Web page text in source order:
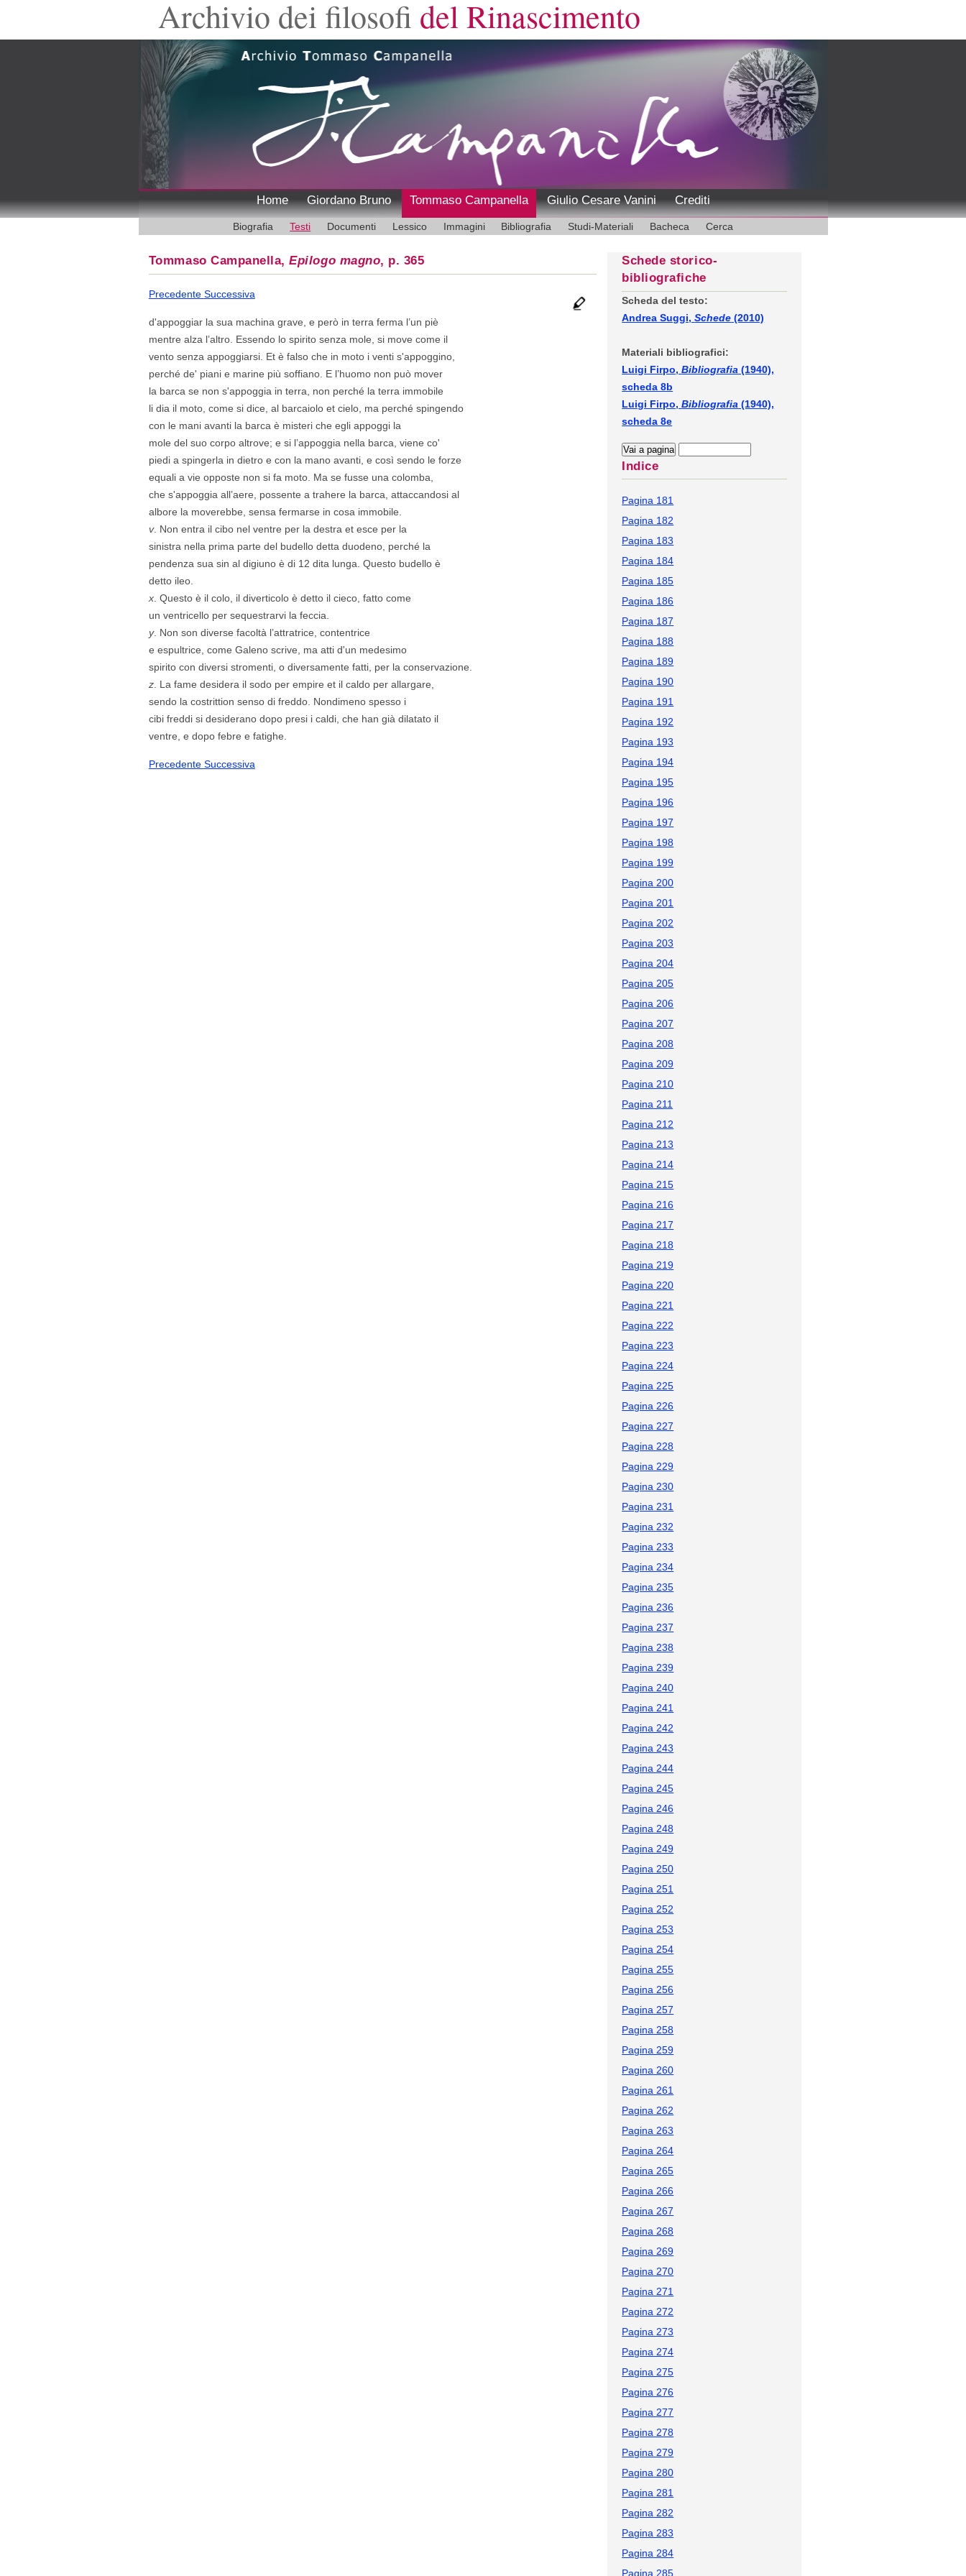
Archivio dei filosofi del Rinascimento
Home Giordano Bruno Tommaso Campanella Giulio Cesare Vanini Crediti
Biografia Testi Documenti Lessico Immagini Bibliografia Studi-Materiali Bacheca Cerca
Tommaso Campanella,Epilogo magno, p. 365
Precedente Successiva
d'appoggiar la sua machina grave, e però in terra ferma l’un piè
mentre alza l’altro. Essendo lo spirito senza mole, si move come il
vento senza appoggiarsi. Et è falso che in moto i venti s'appoggino,
perché de' piani e marine più soffiano. E l’huomo non può mover
la barca se non s'appoggia in terra, non perché la terra immobile
li dia il moto, come si dice, al barcaiolo et cielo, ma perché spingendo
con le mani avanti la barca è misteri che egli appoggi la
mole del suo corpo altrove; e si l’appoggia nella barca, viene co'
piedi a spingerla in dietro e con la mano avanti, e così sendo le forze
equali a vie opposte non si fa moto. Ma se fusse una colomba,
che s'appoggia all’aere, possente a trahere la barca, attaccandosi al
albore la moverebbe, sensa fermarse in cosa immobile.
v. Non entra il cibo nel ventre per la destra et esce per la
sinistra nella prima parte del budello detta duodeno, perché la
pendenza sua sin al digiuno è di 12 dita lunga. Questo budello è
detto ileo.
x. Questo è il colo, il diverticolo è detto il cieco, fatto come
un ventricello per sequestrarvi la feccia.
y. Non son diverse facoltà l’attratrice, contentrice
e espultrice, come Galeno scrive, ma atti d'un medesimo
spirito con diversi stromenti, o diversamente fatti, per la conservazione.
z. La fame desidera il sodo per empire et il caldo per allargare,
sendo la costrittion senso di freddo. Nondimeno spesso i
cibi freddi si desiderano dopo presi i caldi, che han già dilatato il
ventre, e dopo febre e fatighe.
Precedente Successiva
Schede storico-
bibliografiche
Scheda del testo:
Andrea Suggi,Schede (2010)
Materiali bibliografici:
Luigi Firpo,Bibliografia (1940),
scheda 8b
Luigi Firpo,Bibliografia (1940),
scheda 8e
Indice
Pagina 181
Pagina 182
Pagina 183
Pagina 184
Pagina 185
Pagina 186
Pagina 187
Pagina 188
Pagina 189
Pagina 190
Pagina 191
Pagina 192
Pagina 193
Pagina 194
Pagina 195
Pagina 196
Pagina 197
Pagina 198
Pagina 199
Pagina 200
Pagina 201
Pagina 202
Pagina 203
Pagina 204
Pagina 205
Pagina 206
Pagina 207
Pagina 208
Pagina 209
Pagina 210
Pagina 211
Pagina 212
Pagina 213
Pagina 214
Pagina 215
Pagina 216
Pagina 217
Pagina 218
Pagina 219
Pagina 220
Pagina 221
Pagina 222
Pagina 223
Pagina 224
Pagina 225
Pagina 226
Pagina 227
Pagina 228
Pagina 229
Pagina 230
Pagina 231
Pagina 232
Pagina 233
Pagina 234
Pagina 235
Pagina 236
Pagina 237
Pagina 238
Pagina 239
Pagina 240
Pagina 241
Pagina 242
Pagina 243
Pagina 244
Pagina 245
Pagina 246
Pagina 248
Pagina 249
Pagina 250
Pagina 251
Pagina 252
Pagina 253
Pagina 254
Pagina 255
Pagina 256
Pagina 257
Pagina 258
Pagina 259
Pagina 260
Pagina 261
Pagina 262
Pagina 263
Pagina 264
Pagina 265
Pagina 266
Pagina 267
Pagina 268
Pagina 269
Pagina 270
Pagina 271
Pagina 272
Pagina 273
Pagina 274
Pagina 275
Pagina 276
Pagina 277
Pagina 278
Pagina 279
Pagina 280
Pagina 281
Pagina 282
Pagina 283
Pagina 284
Pagina 285